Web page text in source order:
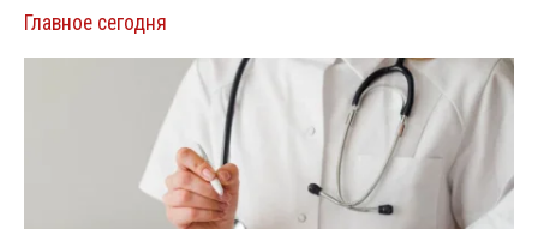
Главное сегодня